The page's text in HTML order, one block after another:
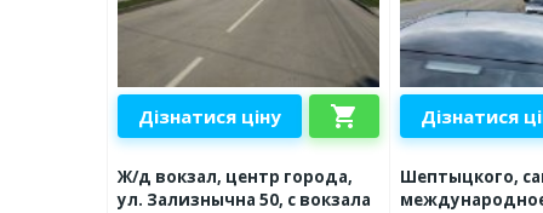
Дізнатися ціну shopping_cart
Ж/д вокзал, центр города,
ул. Зализнычна 50, c вокзала
Дізнатися
Шептыцкого,